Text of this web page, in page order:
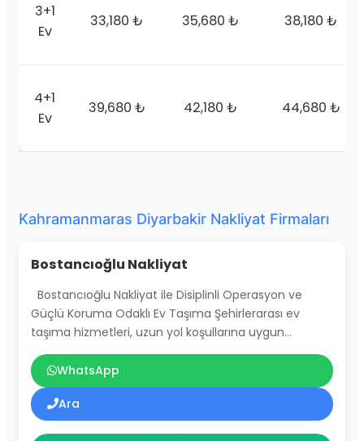
3+1
Ev
33,180 ₺ 35,680 ₺ 38,180 ₺
4+1
Ev
39,680 ₺ 42,180 ₺ 44,680 ₺
Kahramanmaras Diyarbakir Nakliyat Firmaları
Bostancıoğlu Nakliyat
Bostancıoğlu Nakliyat ile Disiplinli Operasyon ve
Güçlü Koruma Odaklı Ev Taşıma Şehirlerarası ev
taşıma hizmetleri, uzun yol koşullarına uygun…
WhatsApp
Ara